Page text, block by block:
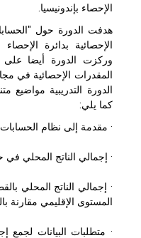
الإحصاء بإندونيسيا.
هدفت الدورة حول
الإحصائية بدائرة الإحصاء
وركزت الدورة أيضا على
المقدرات الإحصائية في
الدورة التدريبية مواضيع
كما يلي:
· مقدمة إلى نظام الحسابات
· إجمالي الناتج المحلي في
· إجمالي الناتج المحلي
المستوى الإقليمي مقارنة
· متطلبات البيانات لجمع